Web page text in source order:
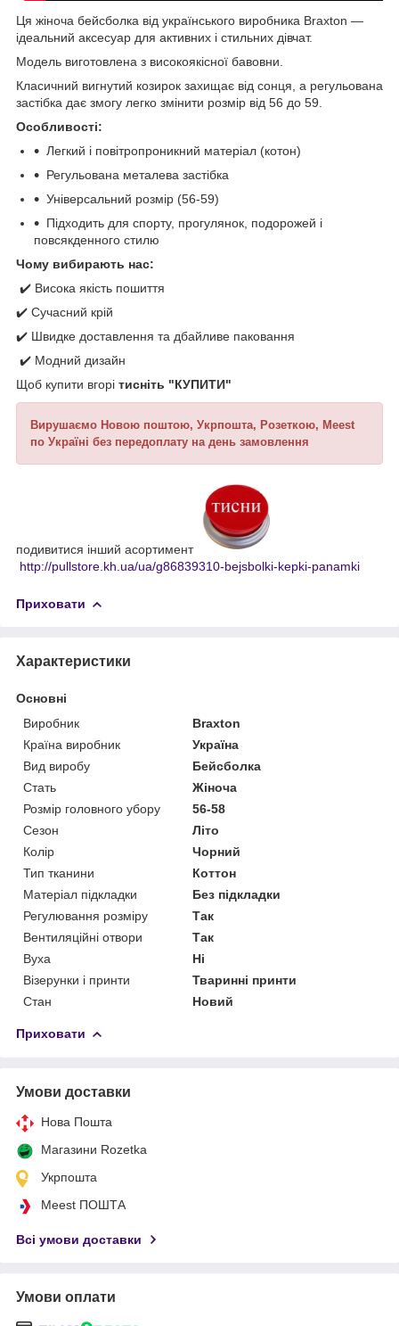
Ця жіноча бейсболка від українського виробника Braxton —
ідеальний аксесуар для активних і стильних дівчат.
Модель виготовлена з високоякісної бавовни.
Класичний вигнутий козирок захищає від сонця, а регульована
застібка дає змогу легко змінити розмір від 56 до 59.
Особливості:
Легкий і повітропроникний матеріал (котон)
Регульована металева застібка
Універсальний розмір (56-59)
Підходить для спорту, прогулянок, подорожей і
повсякденного стилю
Чому вибирають нас:
✔️ Висока якість пошиття
✔️ Сучасний крій
✔️ Швидке доставлення та дбайливе паковання
✔️ Модний дизайн
Щоб купити вгорі тисніть "КУПИТИ"
Вирушаємо Новою поштою, Укрпошта, Розеткою, Meest
по Україні без передоплату на день замовлення
подивитися інший асортимент
http://pullstore.kh.ua/ua/g86839310-bejsbolki-kepki-panamki
Приховати
Характеристики
Основні
Виробник
Braxton
Країна виробник
Україна
Вид виробу
Бейсболка
Стать
Жіноча
Розмір головного убору
56-58
Сезон
Літо
Колір
Чорний
Тип тканини
Коттон
Матеріал підкладки
Без підкладки
Регулювання розміру
Так
Вентиляційні отвори
Так
Вуха
Ні
Візерунки і принти
Тваринні принти
Стан
Новий
Приховати
Умови доставки
Нова Пошта
Магазини Rozetka
Укрпошта
Meest ПОШТА
Всі умови доставки
Умови оплати